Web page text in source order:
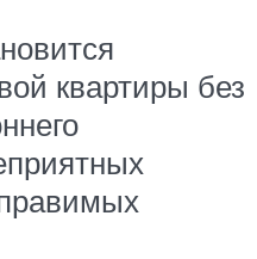
квартиры без